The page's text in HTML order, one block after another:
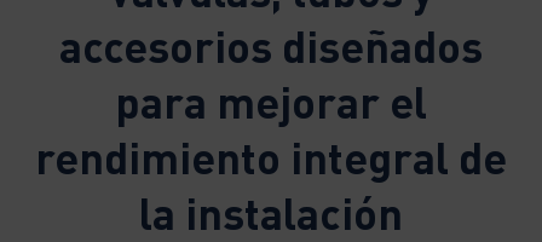
accesorios diseñados
para mejorar el
rendimiento integral de
la instalación